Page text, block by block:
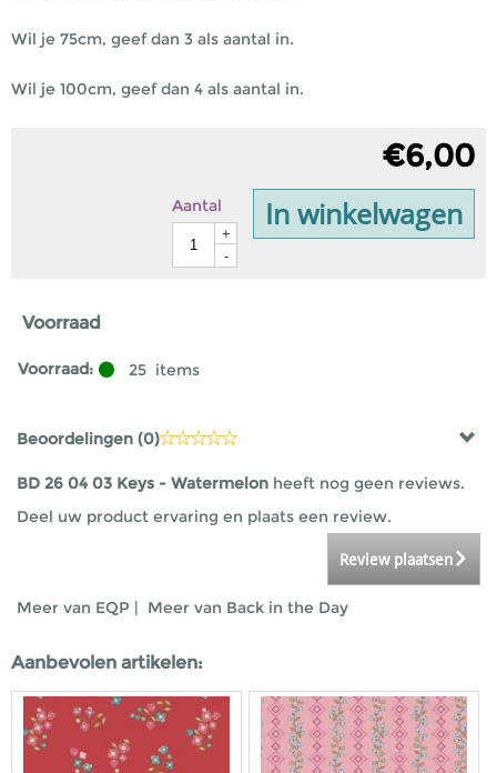
Wil je 75cm, geef dan 3 als aantal in.
Wil je 100cm, geef dan 4 als aantal in.
€6,00
Aantal
+
-
In winkelwagen
Voorraad
Voorraad: 25 items
Beoordelingen (0)
BD 26 04 03 Keys - Watermelon heeft nog geen reviews.
Deel uw product ervaring en plaats een review.
Review plaatsen
Meer van EQP | Meer van Back in the Day
Aanbevolen artikelen: